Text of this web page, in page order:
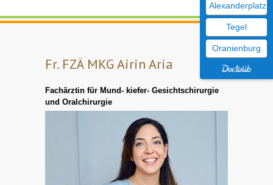
Fr. FZÄ MKG Airin Aria
Fachärztin für Mund- kiefer- Gesichtschirurgie
und Oralchirurgie
Alexanderplatz
Tegel
Oranienburg